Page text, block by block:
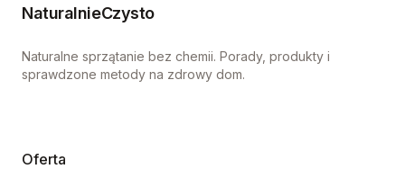
NaturalnieCzysto
Naturalne sprzątanie bez chemii. Porady, produkty i
sprawdzone metody na zdrowy dom.
Oferta